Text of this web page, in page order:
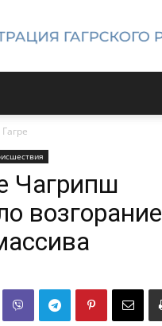
района
Чагрипш
возгорание